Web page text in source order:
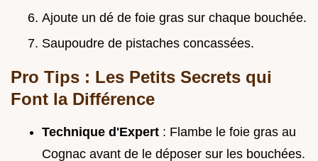
Ajoute un dé de foie gras sur chaque bouchée.
Saupoudre de pistaches concassées.
Pro Tips : Les Petits Secrets qui
Font la Différence
Technique d'Expert : Flambe le foie gras au
Cognac avant de le déposer sur les bouchées.